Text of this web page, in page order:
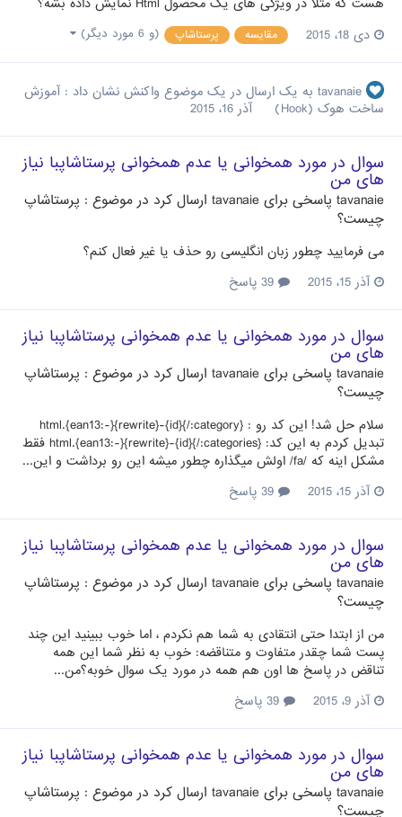
دی 18، 2015
مقایسه پرستاشاپ (و 6 مورد دیگر)
tavanaie به یک ارسال در یک موضوع واکنش نشان داد :آموزش
ساخت هوک (Hook)
آذر 16، 2015
سوال در مورد همخوانی یا عدم همخوانی پرستاشاپبا نیاز
های من
tavanaie پاسخی برای tavanaie ارسال کرد در موضوع : پرستاشاپ
چیست؟
می فرمایید چطور زبان انگلیسی رو حذف یا غیر فعال کنم؟
آذر 15، 2015
سوال در مورد همخوانی یا عدم همخوانی پرستاشاپبا نیاز
های من
tavanaie پاسخی برای tavanaie ارسال کرد در موضوع : پرستاشاپ
چیست؟
سلام حل شد! این کد رو : {category:/}{id}-{rewrite}{-:ean13}.html
تبدیل کردم به این کد: {categories:/}{id}-{rewrite}{-:ean13}.html فقط
مشکل اینه که /fa/ اولش میگذاره چطور میشه این رو برداشت و این...
آذر 15، 2015
سوال در مورد همخوانی یا عدم همخوانی پرستاشاپبا نیاز
های من
tavanaie پاسخی برای tavanaie ارسال کرد در موضوع : پرستاشاپ
چیست؟
من از ابتدا حتی انتقادی به شما هم نکردم ، اما خوب ببینید این چند
پست شما چقدر متفاوت و متناقضه: خوب به نظر شما این همه
تناقض در پاسخ ها اون هم همه در مورد یک سوال خوبه؟من...
آذر 9، 2015
سوال در مورد همخوانی یا عدم همخوانی پرستاشاپبا نیاز
های من
tavanaie پاسخی برای tavanaie ارسال کرد در موضوع : پرستاشاپ
چیست؟